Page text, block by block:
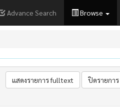
Advance Search Browse